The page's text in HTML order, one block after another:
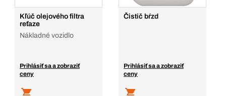
Kľúč olejového filtra
reťaze
Nákladné vozidlo
Prihlásiť sa a zobraziť
ceny
Čistič bŕzd
Prihlásiť sa a zobraziť
ceny